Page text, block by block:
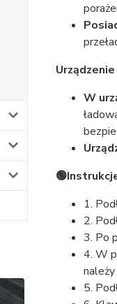
W
1.
2.
3. Po
4. W
5.